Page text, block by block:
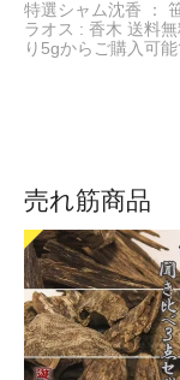
特選シャム沈香 ：
ラオス : 香木 送料
り5gからご購入可
売れ筋商品